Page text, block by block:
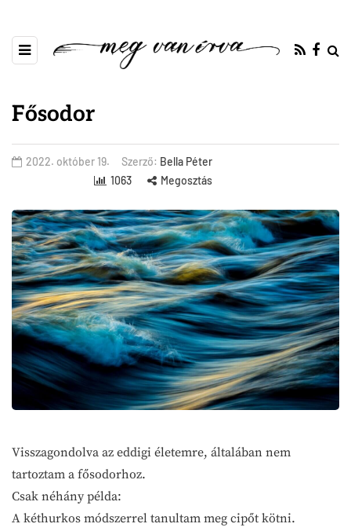
Fősodor
2022. október 19. Szerző: Bella Péter
1063
Megosztás
Visszagondolva az eddigi életemre, általában nem
tartoztam a fősodorhoz.
Csak néhány példa:
A kéthurkos módszerrel tanultam meg cipőt kötni.